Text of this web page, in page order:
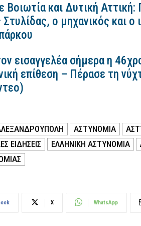
Βοιωτία και Δυτική
ο μηχανικός και ο
εισαγγελέα σήμερα η
επίθεση – Πέρασε τη
ΑΣΤΥΝΟΜΙΑ
ΕΙΔΗΣΕΙΣ
ΕΛΛΗΝΙΚΗ ΑΣΤΥΝΟΜΙΑ
X WhatsApp